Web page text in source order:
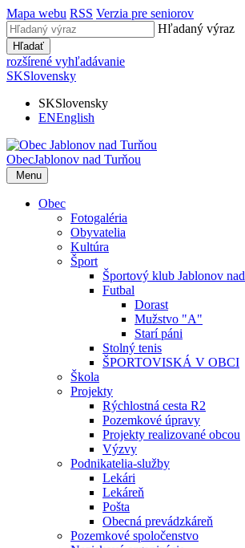
Mapa webu RSS Verzia pre seniorov
Hľadaný výraz
Hľadať
rozšírené vyhľadávanie
SKSlovensky
SKSlovensky
ENEnglish
ObecJablonov nad Turňou
Menu
Obec
Fotogaléria
Obyvatelia
Kultúra
Šport
Športový klub Jablonov
Futbal
Dorast
Mužstvo "A"
Starí páni
Stolný tenis
ŠPORTOVISKÁ V OBCI
Škola
Projekty
Rýchlostná cesta R2
Pozemkové úpravy
Projekty realizované obcou
Výzvy
Podnikatelia-služby
Lekári
Lekáreň
Pošta
Obecná prevádzkáreň
Pozemkové spoločenstvo